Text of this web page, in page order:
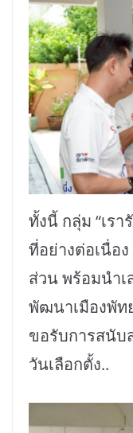
ทั้งนี้ กลุ่ม “เร
ที่อย่างต่อเนื่อ
ส่วน พร้อมนำ
พัฒนาเมืองพัท
ขอรับการสนั
วันเลือกตั้ง..